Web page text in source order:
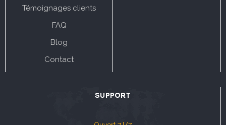
Témoignages clients
FAQ
Blog
Contact
SUPPORT